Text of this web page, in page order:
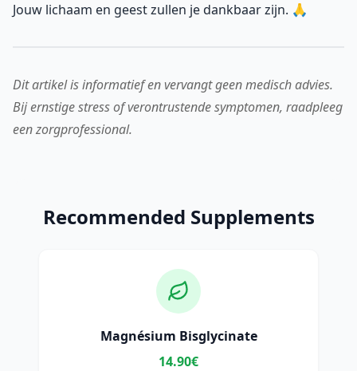
Jouw lichaam en geest zullen je dankbaar zijn. 🙏
Dit artikel is informatief en vervangt geen medisch advies.
Bij ernstige stress of verontrustende symptomen, raadpleeg
een zorgprofessional.
Recommended Supplements
Magnésium Bisglycinate
14.90€